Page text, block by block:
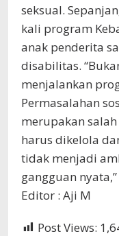
seksual.
kali program
anak penderita
disabilitas.
menjalankan
Permasalahan
merupakan
harus dikelola
tidak menjadi
gangguan nyata,”
Editor : Aji M
Post Views: